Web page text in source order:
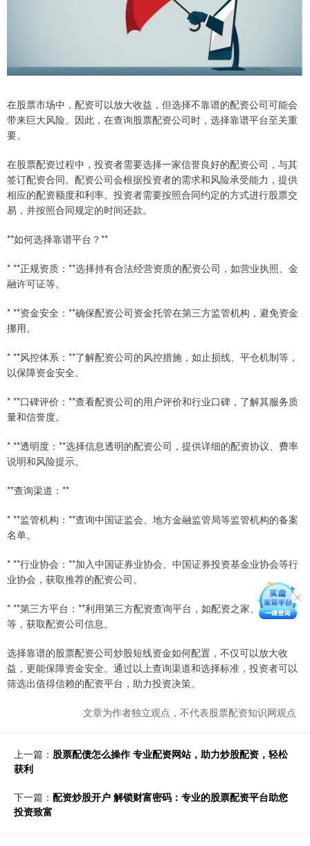
在股票市场中，配资可以放大收益，但选择不靠谱的配资公司可能会
带来巨大风险。因此，在查询股票配资公司时，选择靠谱平台至关重
要。
在股票配资过程中，投资者需要选择一家信誉良好的配资公司，与其
签订配资合同。配资公司会根据投资者的需求和风险承受能力，提供
相应的配资额度和利率。投资者需要按照合同约定的方式进行股票交
易，并按照合同规定的时间还款。
**如何选择靠谱平台？**
* **正规资质：**选择持有合法经营资质的配资公司，如营业执照、金
融许可证等。
* **资金安全：**确保配资公司资金托管在第三方监管机构，避免资金
挪用。
* **风控体系：**了解配资公司的风控措施，如止损线、平仓机制等，
以保障资金安全。
* **口碑评价：**查看配资公司的用户评价和行业口碑，了解其服务质
量和信誉度。
* **透明度：**选择信息透明的配资公司，提供详细的配资协议、费率
说明和风险提示。
**查询渠道：**
* **监管机构：**查询中国证监会、地方金融监管局等监管机构的备案
名单。
* **行业协会：**加入中国证券业协会、中国证券投资基金业协会等行
业协会，获取推荐的配资公司。
* **第三方平台：**利用第三方配资查询平台，如配资之家、配资网
等，获取配资公司信息。
选择靠谱的股票配资公司炒股短线资金如何配置，不仅可以放大收
益，更能保障资金安全。通过以上查询渠道和选择标准，投资者可以
筛选出值得信赖的配资平台，助力投资决策。
文章为作者独立观点，不代表股票配资知识网观点
上一篇： 股票配债怎么操作 专业配资网站，助力炒股配资，轻松
获利
下一篇： 配资炒股开户 解锁财富密码：专业的股票配资平台助您
投资致富